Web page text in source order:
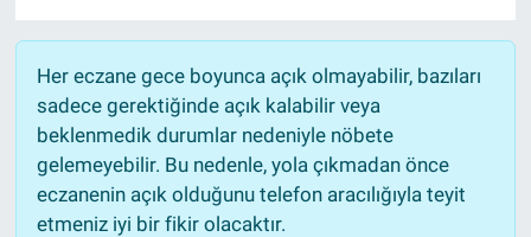
Her eczane gece boyunca açık olmayabilir, bazıları
sadece gerektiğinde açık kalabilir veya
beklenmedik durumlar nedeniyle nöbete
gelemeyebilir. Bu nedenle, yola çıkmadan önce
eczanenin açık olduğunu telefon aracılığıyla teyit
etmeniz iyi bir fikir olacaktır.